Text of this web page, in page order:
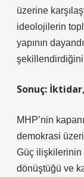
üzerine
ideolojilerin
yapının
şekillendirdiğini
Sonuç:
MHP’nin
demokrasi
Güç ilişkilerinin
dönüştüğü ve